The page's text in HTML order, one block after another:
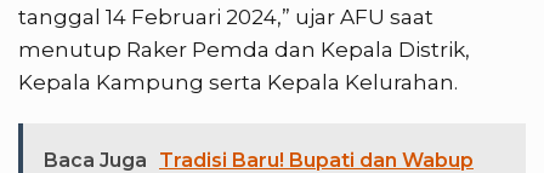
tanggal 14 Februari 2024,” ujar AFU saat
menutup Raker Pemda dan Kepala Distrik,
Kepala Kampung serta Kepala Kelurahan.
Baca Juga
Tradisi Baru! Bupati dan Wabup